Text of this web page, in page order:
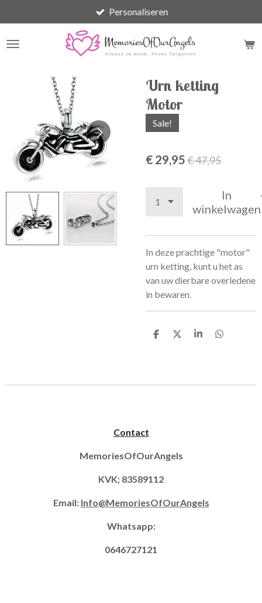
direct
naar
Personaliseren
Urn ketting
Motor
Sale!
€ 29,95€ 47,95
In
winkelwagen
In deze prachtige "motor"
urn ketting, kunt u het as
van uw dierbare overledene
in bewaren.
D
D
S
D
Contact
MemoriesOfOurAngels
KVK; 83589112
Email: Info@MemoriesOfOurAngels
Whatsapp:
0646727121